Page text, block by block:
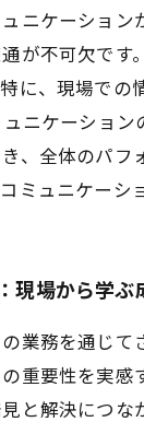
ニケーショ
が不可欠で
に、現場で
ニケーショ
、全体のパフ
ミュニケー
現場から学ぶ
業務を通じ
重要性を実
と解決につ